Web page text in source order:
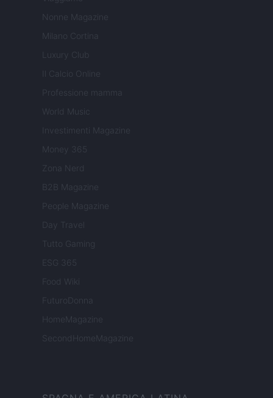
Nonne Magazine
Milano Cortina
Luxury Club
Il Calcio Online
Professione mamma
World Music
Investimenti Magazine
Money 365
Zona Nerd
B2B Magazine
People Magazine
Day Travel
Tutto Gaming
ESG 365
Food Wiki
FuturoDonna
HomeMagazine
SecondHomeMagazine